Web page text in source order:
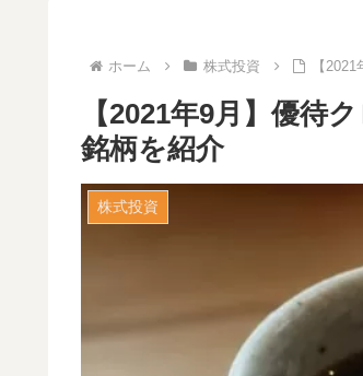
ホーム 株式投資 【
【2021年9月】優待
銘柄を紹介
株式投資